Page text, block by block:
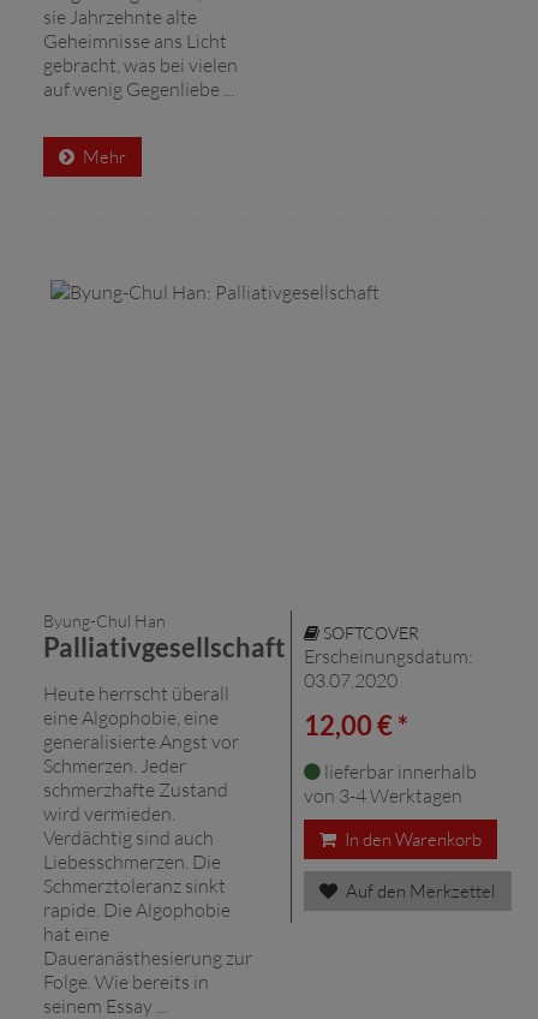
sie Jahrzehnte alte
Geheimnisse ans Licht
gebracht, was bei vielen
auf wenig Gegenliebe ...
Mehr
Byung-Chul Han
Palliativgesellschaft
Heute herrscht überall
eine Algophobie, eine
generalisierte Angst vor
Schmerzen. Jeder
schmerzhafte Zustand
wird vermieden.
Verdächtig sind auch
Liebesschmerzen. Die
Schmerztoleranz sinkt
rapide. Die Algophobie
hat eine
Daueranästhesierung zur
Folge. Wie bereits in
seinem Essay ...
SOFTCOVER
Erscheinungsdatum:
03.07.2020
12,00 € *
lieferbar innerhalb
von 3-4 Werktagen
In den Warenkorb
Auf den Merkzettel